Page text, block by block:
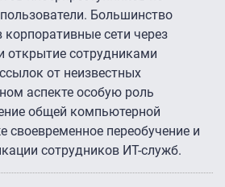
Большинство
корпоративные сети через
открытие сотрудниками
от неизвестных
аспекте особую роль
общей компьютерной
своевременное переобучение и
сотрудников ИТ-служб.